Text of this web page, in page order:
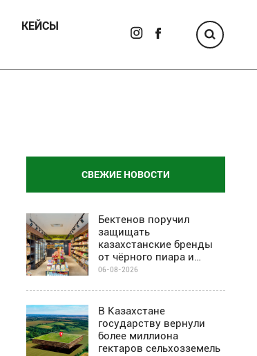
КЕЙСЫ
СВЕЖИЕ НОВОСТИ
Бектенов поручил
защищать
казахстанские бренды
от чёрного пиара и
барьеров на полках
06-08-2026
В Казахстане
государству вернули
более миллиона
гектаров сельхозземель